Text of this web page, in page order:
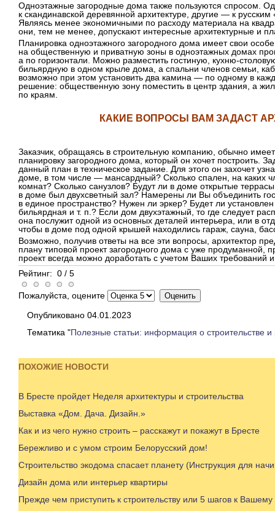
Одноэтажные загородные дома также пользуются спросом.
к скандинавской деревянной архитектуре, другие — к
Являясь менее экономичными по расходу материала на
они, тем не менее, допускают интересные архитектурные и
Планировка одноэтажного загородного дома имеет свои
на общественную и приватную зоны в одноэтажных домах
а по горизонтали. Можно разместить гостиную, кухню-
бильярдную в одном крыле дома, а спальни членов семьи,
возможно при этом установить два камина — по одному в
решение: общественную зону поместить в центр здания, а
по краям.
КАКИЕ ВОПРОСЫ ВАМ ЗАДАСТ
Заказчик, обращаясь в строительную компанию, обычно
планировку загородного дома, который он хочет построить.
данный план в техническое задание. Для этого он захочет
доме, в том числе — мансардный? Сколько спален, на каких
комнат? Сколько санузлов? Будут ли в доме открытые
в доме был двухсветный зал? Намерены ли Вы объединить
в единое пространство? Нужен ли эркер? Будет ли
бильярдная и т. п.? Если дом двухэтажный, то где следует
она послужит одной из основных деталей интерьера, или в
чтобы в доме под одной крышей находились гараж, сауна,
Возможно, получив ответы на все эти вопросы, архитектор
плану типовой проект загородного дома с уже продуманной,
проект всегда можно доработать с учетом Ваших требований
Рейтинг: 0 / 5
Пожалуйста, оцените
Опубликовано 04.01.2023
Тематика "Полезные статьи: информация о строительстве
ПОХОЖИЕ НОВОСТИ
В Бресте пройдет Неделя архитектуры и строительства
Выставка «Дом. Дача. Дизайн.»
Как и из чего нужно строить – расскажут и покажут в Бресте
Бережливо и с умом строим Белорусский дом!
Строительство экодома спасает планету (Инструкция для
Дизайн дома или интерьер квартиры
Прежде чем приступить к строительству или 5 шагов к